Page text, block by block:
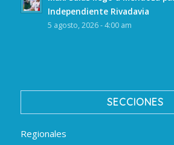
Independiente Rivadavia
5 agosto, 2026 - 4:00 am
SECCIONES
Regionales